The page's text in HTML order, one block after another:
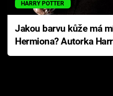
HARRY POTTER
Jakou barvu kůže má
Hermiona? Autorka
Pottera přišla s ráznou